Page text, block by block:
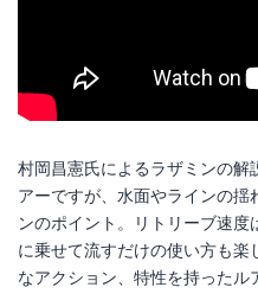
村岡昌憲氏によるラザミンの
アーですが、水面やラインの揺
ンのポイント。リトリーブ速
に乗せて流すだけの使い方も
なアクション、特性を持ったル